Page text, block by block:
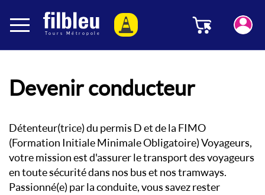
Devenir conducteur
Détenteur(trice) du permis D et de la FIMO
(Formation Initiale Minimale Obligatoire) Voyageurs,
votre mission est d'assurer le transport des voyageurs
en toute sécurité dans nos bus et nos tramways.
Passionné(e) par la conduite, vous savez rester